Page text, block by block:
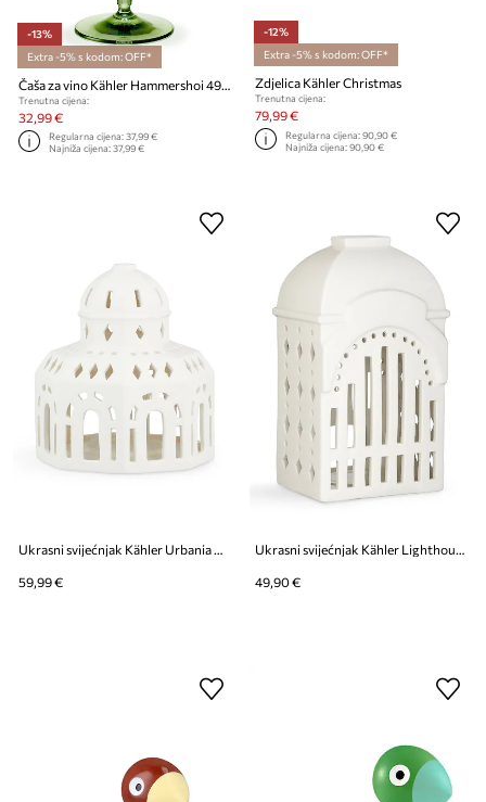
-13%
Extra -5% s kodom: OFF*
Trenutna cijena:
32,99 €
Regularna cijena:37,99 €
Najniža cijena:37,99 €
-12%
Extra -5% s kodom: OFF*
Zdjelica Kähler Christmas
Trenutna cijena:
79,99 €
Regularna cijena:90,90 €
Najniža cijena:90,90 €
Ukrasni svijećnjak Kähler Urbania Tivoli
59,99 €
Ukrasni svijećnjak Kähler Lighthouse Entrance
49,90 €